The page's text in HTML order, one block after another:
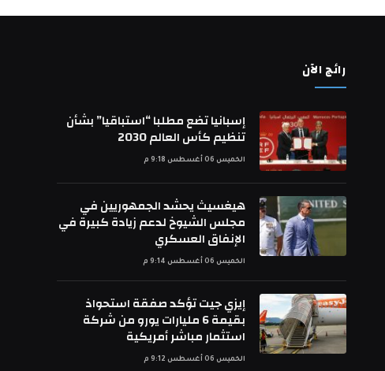
رائج الآن
إسبانيا تضع مطلبا “استباقيا” بشأن
تنظيم كأس العالم 2030
الخميس 06 أغسطس 9:18 م
هيغسيث يحشد الجمهوريين في
مجلس الشيوخ لدعم زيادة كبيرة في
الإنفاق العسكري
الخميس 06 أغسطس 9:14 م
إيزي جيت تؤكد صفقة استحواذ
بقيمة 6 مليارات يورو من شركة
استثمار مباشر أمريكية
الخميس 06 أغسطس 9:12 م